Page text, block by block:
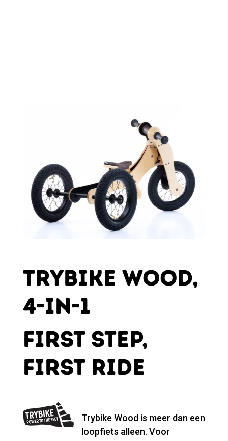
TRYBIKE WOOD,
4-IN-1
FIRST STEP,
FIRST RIDE
Trybike Wood is meer dan een
loopfiets alleen. Voor